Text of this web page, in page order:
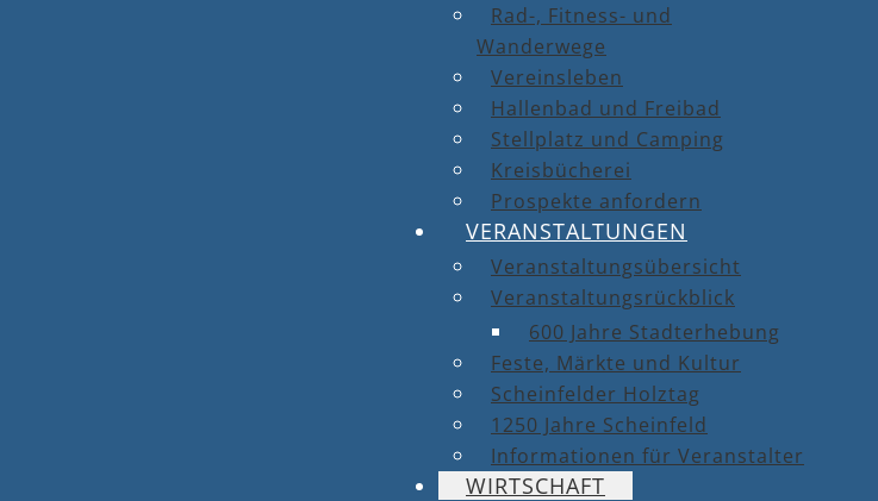
Rad-, Fitness- und
Wanderwege
Vereinsleben
Hallenbad und Freibad
Stellplatz und Camping
Kreisbücherei
Prospekte anfordern
VERANSTALTUNGEN
Veranstaltungsübersicht
Veranstaltungsrückblick
600 Jahre Stadterhebung
Feste, Märkte und Kultur
Scheinfelder Holztag
1250 Jahre Scheinfeld
Informationen für Veranstalter
WIRTSCHAFT